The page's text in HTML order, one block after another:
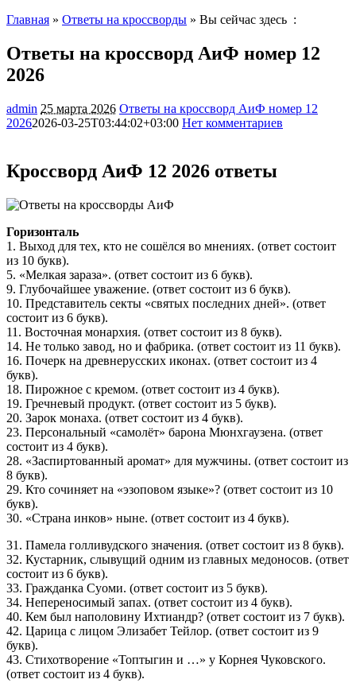
Главная » Ответы на кроссворды » Вы сейчас здесь :
Ответы на кроссворд АиФ номер 12
2026
admin 25 марта 2026 Ответы на кроссворд АиФ номер 12
20262026-03-25T03:44:02+03:00 Нет комментариев
Кроссворд АиФ 12 2026 ответы
Горизонталь
1. Выход для тех, кто не сошёлся во мнениях. (ответ состоит
из 10 букв).
5. «Мелкая зараза». (ответ состоит из 6 букв).
9. Глубочайшее уважение. (ответ состоит из 6 букв).
10. Представитель секты «святых последних дней». (ответ
состоит из 6 букв).
11. Восточная монархия. (ответ состоит из 8 букв).
14. Не только завод, но и фабрика. (ответ состоит из 11 букв).
16. Почерк на древнерусских иконах. (ответ состоит из 4
букв).
18. Пирожное с кремом. (ответ состоит из 4 букв).
19. Гречневый продукт. (ответ состоит из 5 букв).
20. Зарок монаха. (ответ состоит из 4 букв).
23. Персональный «самолёт» барона Мюнхгаузена. (ответ
состоит из 4 букв).
28. «Заспиртованный аромат» для мужчины. (ответ состоит из
8 букв).
29. Кто сочиняет на «эзоповом языке»? (ответ состоит из 10
букв).
30. «Страна инков» ныне. (ответ состоит из 4 букв).
31. Памела голливудского значения. (ответ состоит из 8 букв).
32. Кустарник, слывущий одним из главных медоносов. (ответ
состоит из 6 букв).
33. Гражданка Суоми. (ответ состоит из 5 букв).
34. Непереносимый запах. (ответ состоит из 4 букв).
40. Кем был наполовину Ихтиандр? (ответ состоит из 7 букв).
42. Царица с лицом Элизабет Тейлор. (ответ состоит из 9
букв).
43. Стихотворение «Топтыгин и …» у Корнея Чуковского.
(ответ состоит из 4 букв).